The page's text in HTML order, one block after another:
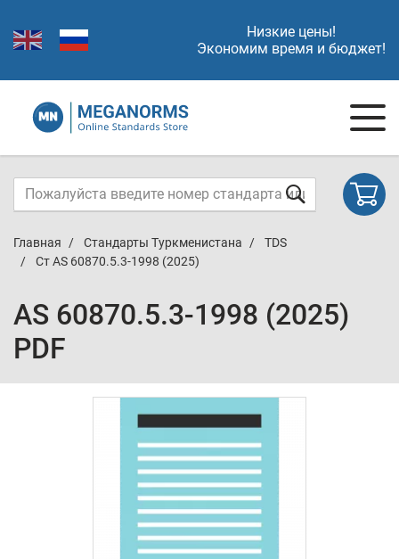
Низкие цены!
Экономим время и бюджет!
Главная Стандарты Туркменистана
TDS
Ст AS 60870.5.3-1998 (2025)
AS 60870.5.3-1998 (2025)
PDF